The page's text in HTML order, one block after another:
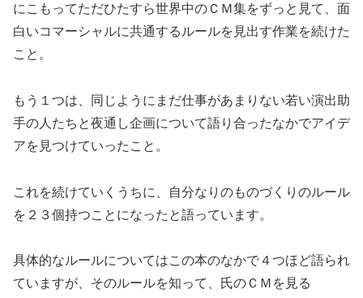
にこもってただひたすら世界中のＣＭ集をずっと見て、面
白いコマーシャルに共通するルールを見出す作業を続けた
こと。
もう１つは、同じようにまだ仕事があまりない若い演出助
手の人たちと夜通し企画について語り合ったなかでアイデ
アを見つけていったこと。
これを続けていくうちに、自分なりのものづくりのルール
を２３個持つことになったと語っています。
具体的なルールについてはこの本のなかで４つほど語られ
ていますが、そのルールを知って、氏のＣＭを見る